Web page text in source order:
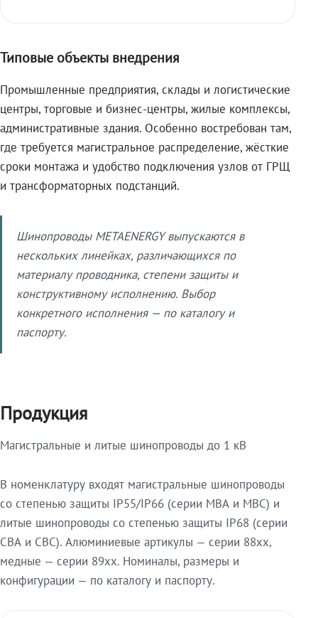
Типовые объекты внедрения
Промышленные предприятия, склады и логистические
центры, торговые и бизнес-центры, жилые комплексы,
административные здания. Особенно востребован там,
где требуется магистральное распределение, жёсткие
сроки монтажа и удобство подключения узлов от ГРЩ
и трансформаторных подстанций.
Шинопроводы METAENERGY выпускаются в
нескольких линейках, различающихся по
материалу проводника, степени защиты и
конструктивному исполнению. Выбор
конкретного исполнения — по каталогу и
паспорту.
Продукция
Магистральные и литые шинопроводы до 1 кВ
В номенклатуру входят магистральные шинопроводы
со степенью защиты IP55/IP66 (серии МВА и МВС) и
литые шинопроводы со степенью защиты IP68 (серии
СВА и СВС). Алюминиевые артикулы — серии 88xx,
медные — серии 89xx. Номиналы, размеры и
конфигурации — по каталогу и паспорту.